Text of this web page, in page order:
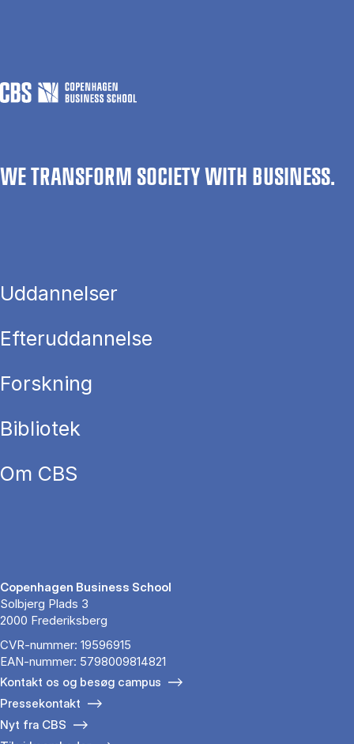
WE TRANSFORM SOCIETY WITH BUSINESS.
Uddannelser
Efteruddannelse
Forskning
Bibliotek
Om CBS
Copenhagen Business School
Solbjerg Plads 3
2000 Frederiksberg
CVR-nummer: 19596915
EAN-nummer: 5798009814821
Kontakt os og besøg campus
Pressekontakt
Nyt fra CBS